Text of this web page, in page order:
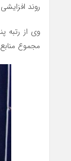
روند
مجموع